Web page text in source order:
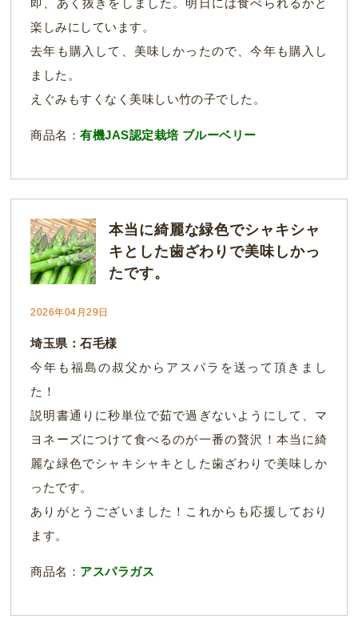
楽しみにしています。
去年も購入して、美味しかったので、今年も購入し
ました。
えぐみもすくなく美味しい竹の子でした。
商品名：有機JAS認定栽培 ブルーベリー
本当に綺麗な緑色でシャキシャ
キとした歯ざわりで美味しかっ
たです。
2026年04月29日
埼玉県：石毛様
今年も福島の叔父からアスパラを送って頂きまし
た！
説明書通りに秒単位で茹で過ぎないようにして、マ
ヨネーズにつけて食べるのが一番の贅沢！本当に綺
麗な緑色でシャキシャキとした歯ざわりで美味しか
ったです。
ありがとうございました！これからも応援しており
ます。
商品名： アスパラガス